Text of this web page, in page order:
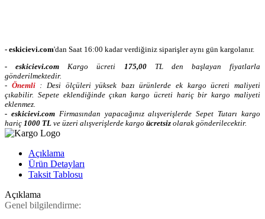
- eskicievi.com'dan Saat 16:00 kadar verdiğiniz siparişler aynı gün kargolanır.
-eskicievi.com Kargo ücreti 175,00 TLden başlayan fiyatlarla
gönderilmektedir.
- Önemli
: Desi ölçüleri yüksek bazı ürünlerde ek kargo ücreti maliyeti
çıkabilir. Sepete eklendiğinde çıkan kargo ücreti hariç bir kargo maliyeti
eklenmez.
- eskicievi.comFirmasından yapacağınız alışverişlerde Sepet Tutarı kargo
hariç 1000 TL ve üzeri alışverişlerde kargo ücretsiz olarak gönderilecektir.
Açıklama
Ürün Detayları
Taksit Tablosu
Açıklama
Genel bilgilendirme: